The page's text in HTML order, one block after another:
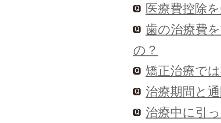
医療費控除
歯の治療費
の？
矯正治療で
治療期間と
治療中に引